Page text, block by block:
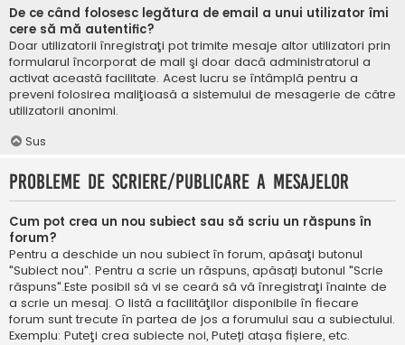
De ce când folosesc legătura de email a unui utilizator îmi
cere să mă autentific?
Doar utilizatorii înregistraţi pot trimite mesaje altor utilizatori prin
formularul încorporat de mail şi doar dacă administratorul a
activat această facilitate. Acest lucru se întâmplă pentru a
preveni folosirea maliţioasă a sistemului de mesagerie de către
utilizatorii anonimi.
Sus
Probleme de scriere/publicare a mesajelor
Cum pot crea un nou subiect sau să scriu un răspuns în
forum?
Pentru a deschide un nou subiect în forum, apăsaţi butonul
"Subiect nou". Pentru a scrie un răspuns, apăsați butonul "Scrie
răspuns".Este posibil să vi se ceară să vă înregistraţi înainte de
a scrie un mesaj. O listă a facilităţilor disponibile în fiecare
forum sunt trecute în partea de jos a forumului sau a subiectului.
Exemplu: Puteţi crea subiecte noi, Puteți atașa fișiere, etc.